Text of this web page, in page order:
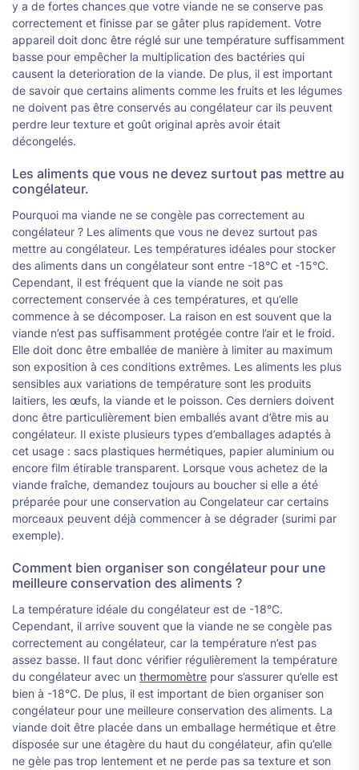
y a de fortes chances que votre viande ne se conserve pas
correctement et finisse par se gâter plus rapidement. Votre
appareil doit donc être réglé sur une température suffisamment
basse pour empêcher la multiplication des bactéries qui
causent la deterioration de la viande. De plus, il est important
de savoir que certains aliments comme les fruits et les légumes
ne doivent pas être conservés au congélateur car ils peuvent
perdre leur texture et goût original après avoir était
décongelés.
Les aliments que vous ne devez surtout pas mettre au
congélateur.
Pourquoi ma viande ne se congèle pas correctement au
congélateur ? Les aliments que vous ne devez surtout pas
mettre au congélateur. Les températures idéales pour stocker
des aliments dans un congélateur sont entre -18°C et -15°C.
Cependant, il est fréquent que la viande ne soit pas
correctement conservée à ces températures, et qu’elle
commence à se décomposer. La raison en est souvent que la
viande n’est pas suffisamment protégée contre l’air et le froid.
Elle doit donc être emballée de manière à limiter au maximum
son exposition à ces conditions extrêmes. Les aliments les plus
sensibles aux variations de température sont les produits
laitiers, les œufs, la viande et le poisson. Ces derniers doivent
donc être particulièrement bien emballés avant d’être mis au
congélateur. Il existe plusieurs types d’emballages adaptés à
cet usage : sacs plastiques hermétiques, papier aluminium ou
encore film étirable transparent. Lorsque vous achetez de la
viande fraîche, demandez toujours au boucher si elle a été
préparée pour une conservation au Congelateur car certains
morceaux peuvent déjà commencer à se dégrader (surimi par
exemple).
Comment bien organiser son congélateur pour une
meilleure conservation des aliments ?
La température idéale du congélateur est de -18°C.
Cependant, il arrive souvent que la viande ne se congèle pas
correctement au congélateur, car la température n’est pas
assez basse. Il faut donc vérifier régulièrement la température
du congélateur avec un thermomètre pour s’assurer qu’elle est
bien à -18°C. De plus, il est important de bien organiser son
congélateur pour une meilleure conservation des aliments. La
viande doit être placée dans un emballage hermétique et être
disposée sur une étagère du haut du congélateur, afin qu’elle
ne gèle pas trop lentement et ne perde pas sa texture et son